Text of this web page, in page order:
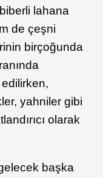
lahana
de çeşni
birçoğunda
yahniler gibi
olarak
başka